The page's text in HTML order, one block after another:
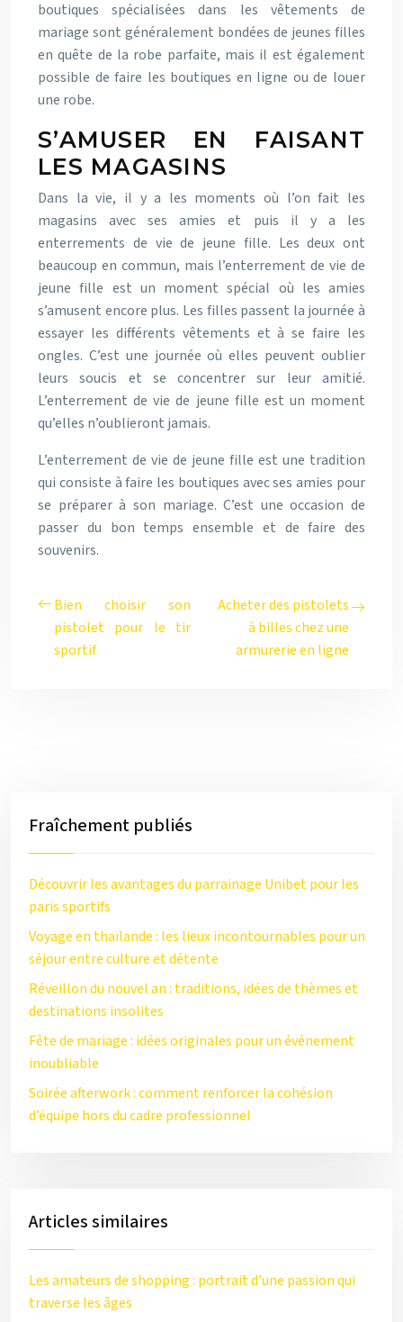
boutiques spécialisées dans les vêtements de
mariage sont généralement bondées de jeunes filles
en quête de la robe parfaite, mais il est également
possible de faire les boutiques en ligne ou de louer
une robe.
S’AMUSER EN FAISANT
LES MAGASINS
Dans la vie, il y a les moments où l’on fait les
magasins avec ses amies et puis il y a les
enterrements de vie de jeune fille. Les deux ont
beaucoup en commun, mais l’enterrement de vie de
jeune fille est un moment spécial où les amies
s’amusent encore plus. Les filles passent la journée à
essayer les différents vêtements et à se faire les
ongles. C’est une journée où elles peuvent oublier
leurs soucis et se concentrer sur leur amitié.
L’enterrement de vie de jeune fille est un moment
qu’elles n’oublieront jamais.
L’enterrement de vie de jeune fille est une tradition
qui consiste à faire les boutiques avec ses amies pour
se préparer à son mariage. C’est une occasion de
passer du bon temps ensemble et de faire des
souvenirs.
Bien choisir son
pistolet pour le tir
sportif
Acheter des pistolets
à billes chez une
armurerie en ligne
Fraîchement publiés
Découvrir les avantages du parrainage Unibet pour les
paris sportifs
Voyage en thaïlande : les lieux incontournables pour un
séjour entre culture et détente
Réveillon du nouvel an : traditions, idées de thèmes et
destinations insolites
Fête de mariage : idées originales pour un événement
inoubliable
Soirée afterwork : comment renforcer la cohésion
d’équipe hors du cadre professionnel
Articles similaires
Les amateurs de shopping : portrait d’une passion qui
traverse les âges